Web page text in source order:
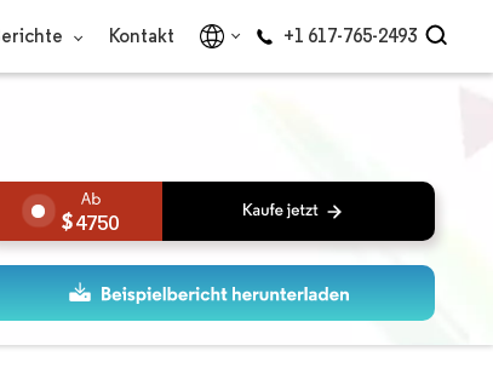
Kontakt +1 617-765-2493
4750